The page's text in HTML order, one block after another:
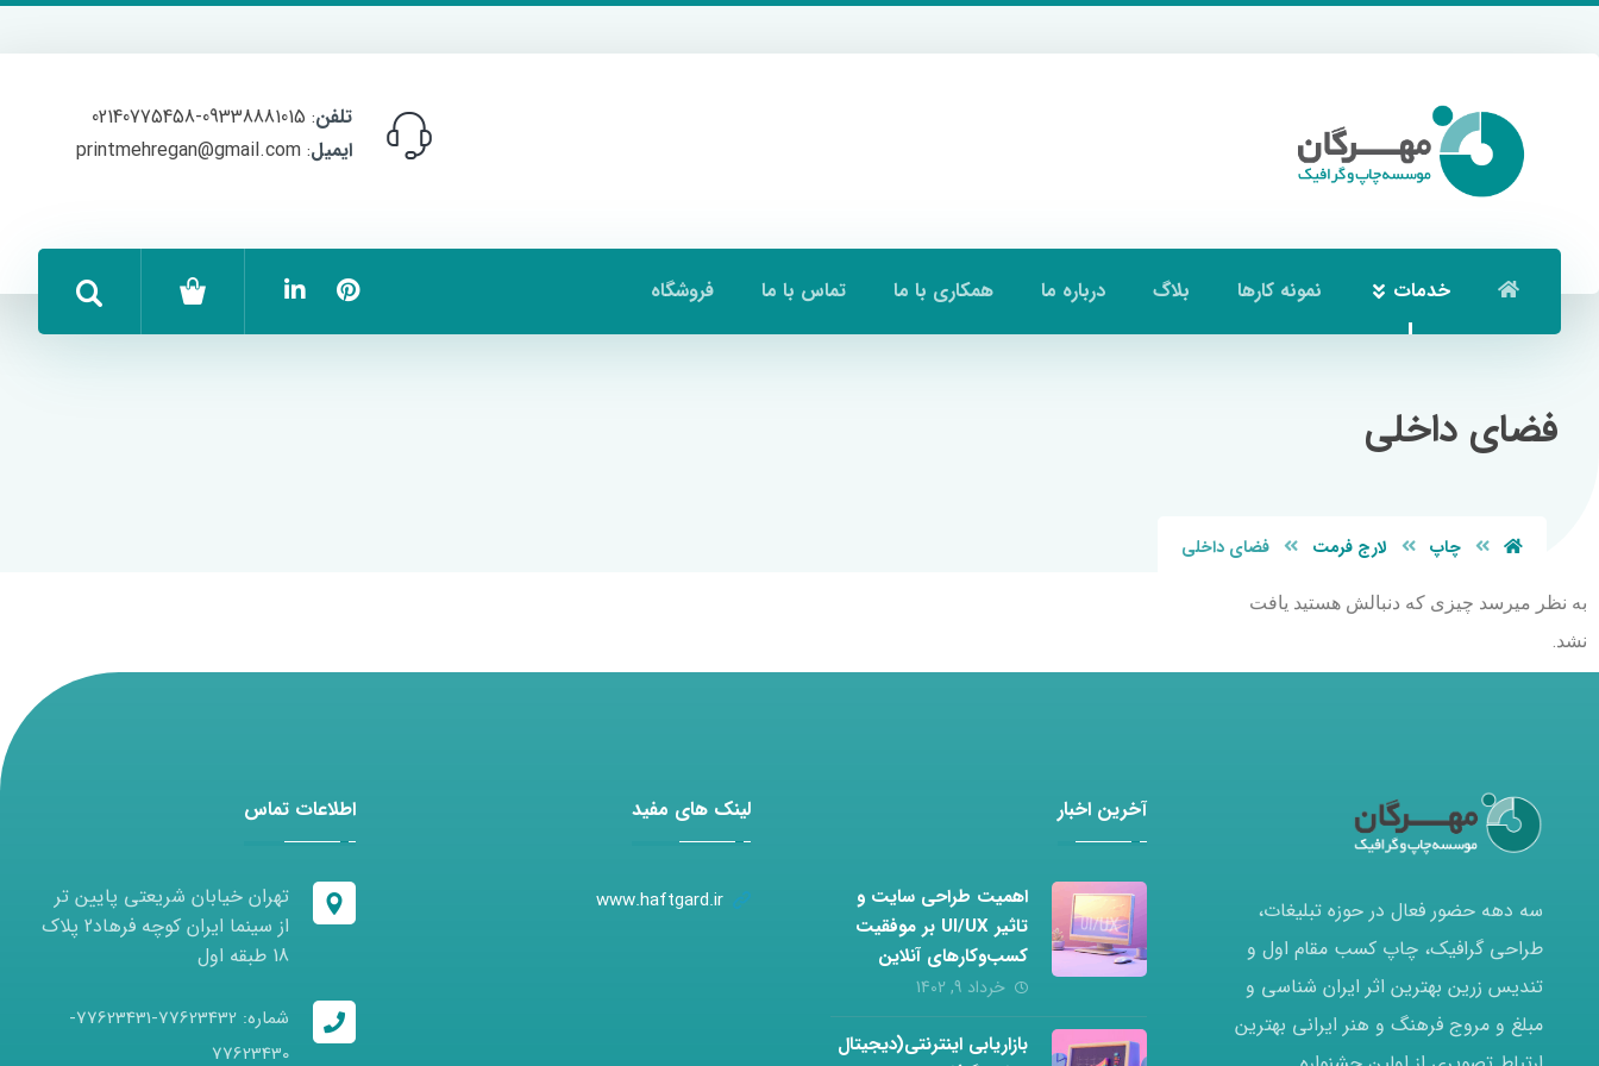
تلفن: 09338881015-02140775458
ایمیل: printmehregan@gmail.com
خدمات نمونه کارها بلاگ درباره ما همکاری با ما تماس با ما فروشگاه
فضای داخلی
چاپ لارج فرمت فضای داخلی
به نظر میرسد چیزی که دنبالش هستید یافت
نشد.
سه دهه حضور فعال در حوزه تبلیغات،
طراحی گرافیک، چاپ کسب مقام اول و
تندیس زرین بهترین اثر ایران شناسی و
مبلغ و مروج فرهنگ و هنر ایرانی بهترین
آخرین اخبار
اهمیت طراحی سایت و
تاثیر UI/UX بر موفقیت
کسب‌وکارهای آنلاین
خرداد 9, 1402
بازاریابی اینترنتی(دیجیتال
لینک های مفید
www.haftgard.ir
اطلاعات تماس
تهران خیابان شریعتی پایین تر
از سینما ایران کوچه فرهاد2 پلاک
18 طبقه اول
شماره: 77623432-77623431-
77623430